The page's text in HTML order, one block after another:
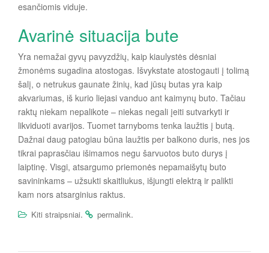
esančiomis viduje.
Avarinė situacija bute
Yra nemažai gyvų pavyzdžių, kaip kiaulystės dėsniai
žmonėms sugadina atostogas. Išvykstate atostogauti į tolimą
šalį, o netrukus gaunate žinių, kad jūsų butas yra kaip
akvariumas, iš kurio liejasi vanduo ant kaimynų buto. Tačiau
raktų niekam nepalikote – niekas negali įeiti sutvarkyti ir
likviduoti avarijos. Tuomet tarnyboms tenka laužtis į butą.
Dažnai daug patogiau būna laužtis per balkono duris, nes jos
tikrai paprasčiau išimamos negu šarvuotos buto durys į
laiptinę. Visgi, atsargumo priemonės nepamaišytų buto
savininkams – užsukti skaitliukus, išjungti elektrą ir palikti
kam nors atsarginius raktus.
Kiti straipsniai. permalink.